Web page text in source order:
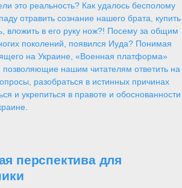
это реальность? Как удалось бесполому
отравить сознание нашего брата, купить
вложить в его руку нож?! Посему за общим
поколений, появился Иуда? Понимая
на Украине, «Военная платформа»
позволяющие нашим читателям ответить на
разобраться в истинных причинах
и укрепиться в правоте и обоснованности
перспектива для